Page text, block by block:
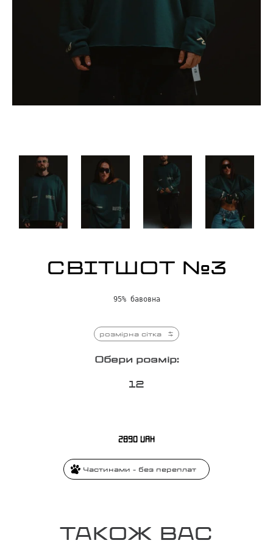
СВІТШОТ №3
95% бавовна
розмірна сітка
Обери розмір:
12
2890 UAH
Частинами - без переплат
ТАКОЖ ВАС